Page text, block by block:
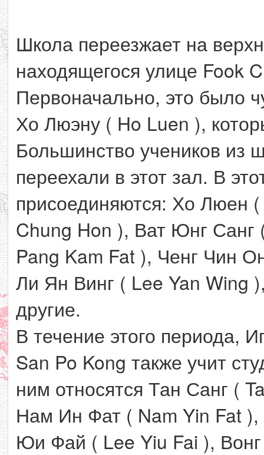
Школа переезжает на
находящегося улице Fook
Первоначально, это было
Хо Люэну ( Ho Luen ),
Большинство учеников из
переехали в этот зал. В
присоединяются: Хо Люен
Chung Hon ), Ват Юнг
Pang Kam Fat ), Ченг Чин
Ли Ян Винг ( Lee Yan Wing
другие.
В течение этого периода,
San Po Kong также учит
ним относятся Тан Санг (
Нам Ин Фат ( Nam Yin Fat
Юи Фай ( Lee Yiu Fai ),